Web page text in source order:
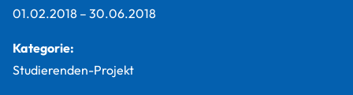
01.02.2018 – 30.06.2018
Kategorie:
Studierenden-Projekt